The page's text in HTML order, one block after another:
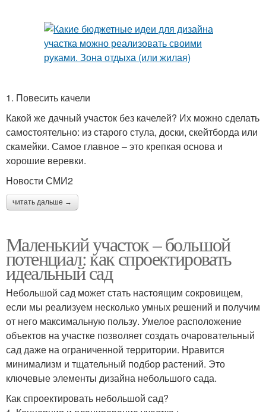
1. Повесить качели
Какой же дачный участок без качелей? Их можно сделать
самостоятельно: из старого стула, доски, скейтборда или
скамейки. Самое главное – это крепкая основа и
хорошие веревки.
Новости СМИ2
читать дальше →
Маленький участок – большой
потенциал: как спроектировать
идеальный сад
Небольшой сад может стать настоящим сокровищем,
если мы реализуем несколько умных решений и получим
от него максимальную пользу. Умелое расположение
объектов на участке позволяет создать очаровательный
сад даже на ограниченной территории. Нравится
минимализм и тщательный подбор растений. Это
ключевые элементы дизайна небольшого сада.
Как спроектировать небольшой сад?